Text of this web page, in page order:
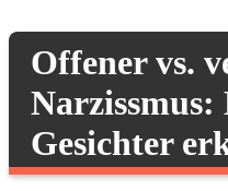
Offener vs.
Narzissmus:
Gesichter